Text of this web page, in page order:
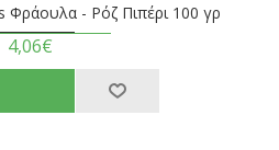
Φράουλα - Ρόζ Πιπέρι 100 γρ
4,06€